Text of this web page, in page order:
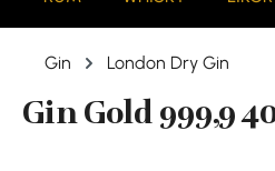
Gin London Dry Gin
Gin Gold 999,9